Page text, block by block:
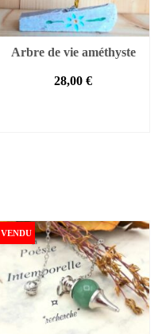
Arbre de vie améthyste
28,00 €
VENDU